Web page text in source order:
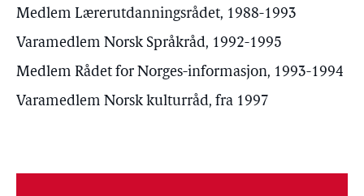
Medlem Lærerutdanningsrådet, 1988-1993
Varamedlem Norsk Språkråd, 1992-1995
Medlem Rådet for Norges-informasjon, 1993-1994
Varamedlem Norsk kulturråd, fra 1997